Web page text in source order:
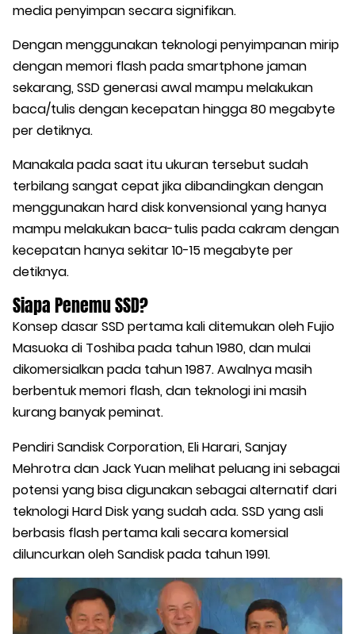
media penyimpan secara signifikan.
Dengan menggunakan teknologi penyimpanan mirip
dengan memori flash pada smartphone jaman
sekarang, SSD generasi awal mampu melakukan
baca/tulis dengan kecepatan hingga 80 megabyte
per detiknya.
Manakala pada saat itu ukuran tersebut sudah
terbilang sangat cepat jika dibandingkan dengan
menggunakan hard disk konvensional yang hanya
mampu melakukan baca-tulis pada cakram dengan
kecepatan hanya sekitar 10-15 megabyte per
detiknya.
Siapa Penemu SSD?
Konsep dasar SSD pertama kali ditemukan oleh Fujio
Masuoka di Toshiba pada tahun 1980, dan mulai
dikomersialkan pada tahun 1987. Awalnya masih
berbentuk memori flash, dan teknologi ini masih
kurang banyak peminat.
Pendiri Sandisk Corporation, Eli Harari, Sanjay
Mehrotra dan Jack Yuan melihat peluang ini sebagai
potensi yang bisa digunakan sebagai alternatif dari
teknologi Hard Disk yang sudah ada. SSD yang asli
berbasis flash pertama kali secara komersial
diluncurkan oleh Sandisk pada tahun 1991.